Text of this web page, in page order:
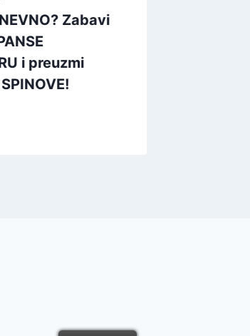
Zabavi
i preuzmi